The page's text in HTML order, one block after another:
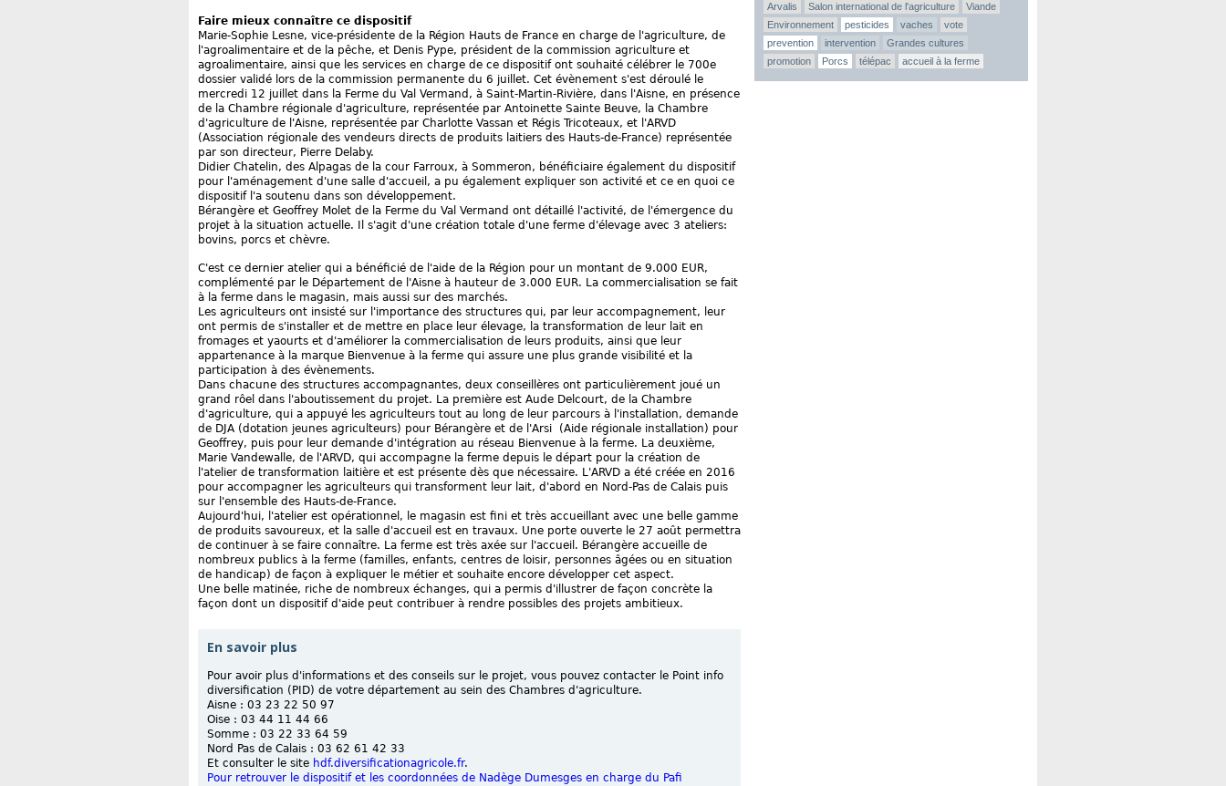
Faire mieux connaître ce dispositif
Marie-Sophie Lesne, vice-présidente de la Région Hauts de France en charge de l'agriculture, de
l'agroalimentaire et de la pêche, et Denis Pype, président de la commission agriculture et
agroalimentaire, ainsi que les services en charge de ce dispositif ont souhaité célébrer le 700e
dossier validé lors de la commission permanente du 6 juillet. Cet évènement s'est déroulé le
mercredi 12 juillet dans la Ferme du Val Vermand, à Saint-Martin-Rivière, dans l'Aisne, en présence
de la Chambre régionale d'agriculture, représentée par Antoinette Sainte Beuve, la Chambre
d'agriculture de l'Aisne, représentée par Charlotte Vassan et Régis Tricoteaux, et l'ARVD
(Association régionale des vendeurs directs de produits laitiers des Hauts-de-France) représentée
par son directeur, Pierre Delaby.
Didier Chatelin, des Alpagas de la cour Farroux, à Sommeron, bénéficiaire également du dispositif
pour l'aménagement d'une salle d'accueil, a pu également expliquer son activité et ce en quoi ce
dispositif l'a soutenu dans son développement.
Bérangère et Geoffrey Molet de la Ferme du Val Vermand ont détaillé l'activité, de l'émergence du
projet à la situation actuelle. Il s'agit d'une création totale d'une ferme d'élevage avec 3 ateliers:
bovins, porcs et chèvre.
C'est ce dernier atelier qui a bénéficié de l'aide de la Région pour un montant de 9.000 EUR,
complémenté par le Département de l'Aisne à hauteur de 3.000 EUR. La commercialisation se fait
à la ferme dans le magasin, mais aussi sur des marchés.
Les agriculteurs ont insisté sur l'importance des structures qui, par leur accompagnement, leur
ont permis de s'installer et de mettre en place leur élevage, la transformation de leur lait en
fromages et yaourts et d'améliorer la commercialisation de leurs produits, ainsi que leur
appartenance à la marque Bienvenue à la ferme qui assure une plus grande visibilité et la
participation à des évènements.
Dans chacune des structures accompagnantes, deux conseillères ont particulièrement joué un
grand rôel dans l'aboutissement du projet. La première est Aude Delcourt, de la Chambre
d'agriculture, qui a appuyé les agriculteurs tout au long de leur parcours à l'installation, demande
de DJA (dotation jeunes agriculteurs) pour Bérangère et de l'Arsi (Aide régionale installation) pour
Geoffrey, puis pour leur demande d'intégration au réseau Bienvenue à la ferme. La deuxième,
Marie Vandewalle, de l'ARVD, qui accompagne la ferme depuis le départ pour la création de
l'atelier de transformation laitière et est présente dès que nécessaire. L'ARVD a été créée en 2016
pour accompagner les agriculteurs qui transforment leur lait, d'abord en Nord-Pas de Calais puis
sur l'ensemble des Hauts-de-France.
Aujourd'hui, l'atelier est opérationnel, le magasin est fini et très accueillant avec une belle gamme
de produits savoureux, et la salle d'accueil est en travaux. Une porte ouverte le 27 août permettra
de continuer à se faire connaître. La ferme est très axée sur l'accueil. Bérangère accueille de
nombreux publics à la ferme (familles, enfants, centres de loisir, personnes âgées ou en situation
de handicap) de façon à expliquer le métier et souhaite encore développer cet aspect.
Une belle matinée, riche de nombreux échanges, qui a permis d'illustrer de façon concrète la
façon dont un dispositif d'aide peut contribuer à rendre possibles des projets ambitieux.
En savoir plus
Pour avoir plus d'informations et des conseils sur le projet, vous pouvez contacter le Point info
diversification (PID) de votre département au sein des Chambres d'agriculture.
Aisne : 03 23 22 50 97
Oise : 03 44 11 44 66
Somme : 03 22 33 64 59
Nord Pas de Calais : 03 62 61 42 33
Et consulter le site hdf.diversificationagricole.fr.
Pour retrouver le dispositif et les coordonnées de Nadège Dumesges en charge du Pafi
Arvalis
Salon international de l'agriculture
Viande
Environnement
pesticides vaches
vote
prevention
intervention
Grandes cultures
promotion
Porcs télépac accueil à la ferme